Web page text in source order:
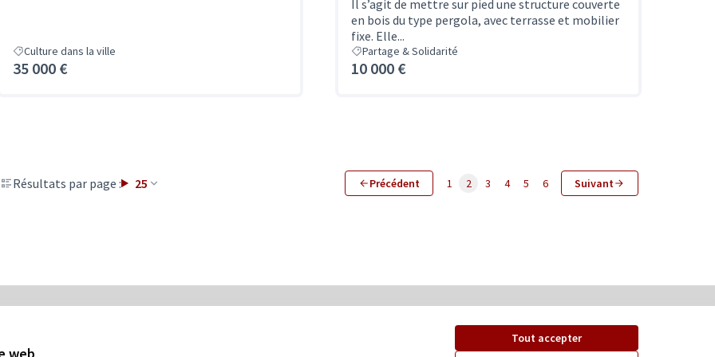
web
Tout accepter
Culture dans la ville
35 000 €
Il s’agit de mettre sur pied une structure couverte
en bois du type pergola, avec terrasse et mobilier
fixe. Elle...
Partage & Solidarité
10 000 €
Résultats par page : 25 Précédent 1 2 3 4 5 6 Suivant